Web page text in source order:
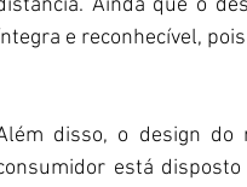
Ainda que o
e reconhecível,
disso, o design do
está